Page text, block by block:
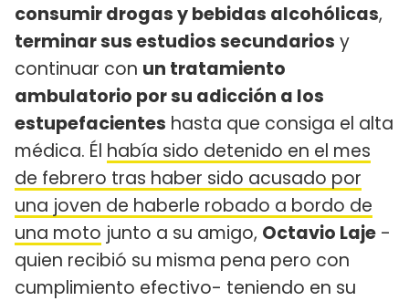
consumir drogas y bebidas alcohólicas,
terminar sus estudios secundarios y
continuar con un tratamiento
ambulatorio por su adicción a los
estupefacientes hasta que consiga el alta
médica. Él había sido detenido en el mes
de febrero tras haber sido acusado por
una joven de haberle robado a bordo de
una moto junto a su amigo, Octavio Laje -
quien recibió su misma pena pero con
cumplimiento efectivo- teniendo en su